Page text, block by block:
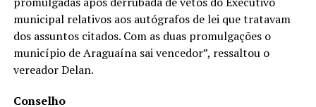
municipal relativos aos autógrafos de lei que tratavam
dos assuntos citados. Com as duas promulgações o
município de Araguaína sai vencedor”, ressaltou o
vereador Delan.
Conselho